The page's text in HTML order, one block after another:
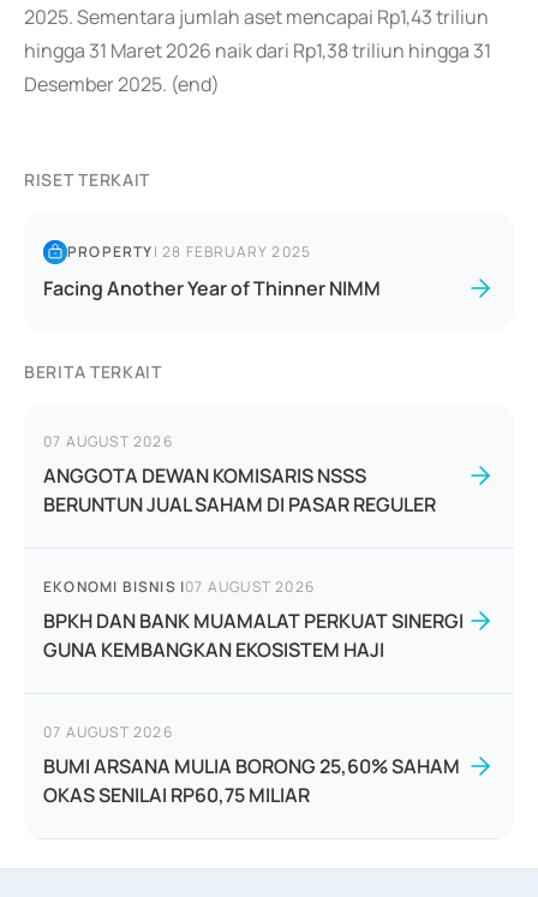
2025. Sementara jumlah aset mencapai Rp1,43 triliun
hingga 31 Maret 2026 naik dari Rp1,38 triliun hingga 31
Desember 2025. (end)
RISET TERKAIT
PROPERTY|28 FEBRUARY 2025
Facing Another Year of Thinner NIMM
BERITA TERKAIT
07 AUGUST 2026
ANGGOTA DEWAN KOMISARIS NSSS
BERUNTUN JUAL SAHAM DI PASAR REGULER
EKONOMI BISNIS |07 AUGUST 2026
BPKH DAN BANK MUAMALAT PERKUAT SINERGI
GUNA KEMBANGKAN EKOSISTEM HAJI
07 AUGUST 2026
BUMI ARSANA MULIA BORONG 25,60% SAHAM
OKAS SENILAI RP60,75 MILIAR